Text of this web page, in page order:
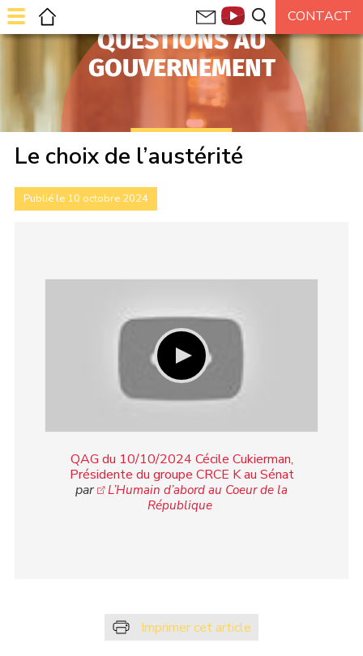
QUESTIONS AU
GOUVERNEMENT
Le choix de l’austérité
Publié le 10 octobre 2024
QAG du 10/10/2024 Cécile Cukierman,
Présidente du groupe CRCE K au Sénat
par
L’Humain d’abord au Coeur de la
République
Imprimer cet article